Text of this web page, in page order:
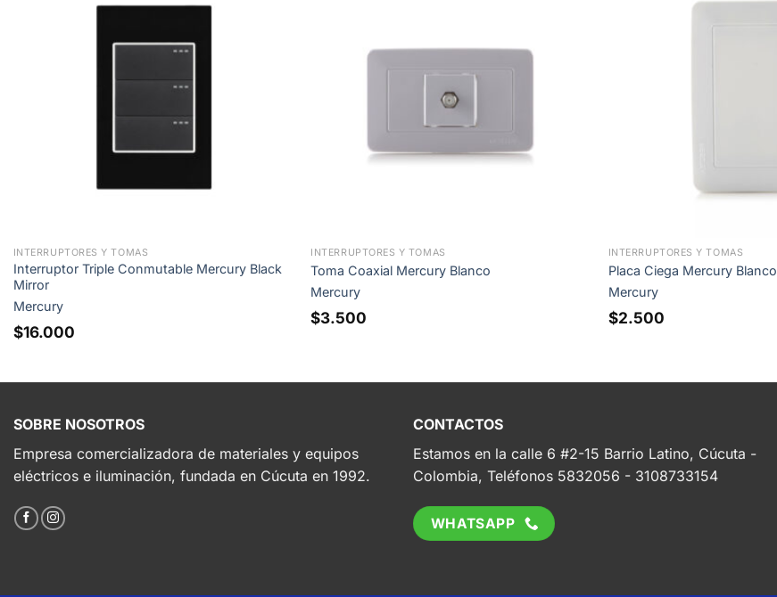
INTERRUPTORES Y TOMAS
Interruptor Triple Conmutable Mercury Black
Mirror
Mercury
$16.000
INTERRUPTORES Y TOMAS
Toma Coaxial Mercury Blanco
Mercury
$3.500
INTERRUPTORES Y TOMAS
Placa Ciega Mercury Blanco
Mercury
$2.500
SOBRE NOSOTROS
Empresa comercializadora de materiales y equipos
eléctricos e iluminación, fundada en Cúcuta en 1992.
CONTACTOS
Estamos en la calle 6 #2-15 Barrio Latino, Cúcuta -
Colombia, Teléfonos 5832056 - 3108733154
WHATSAPP